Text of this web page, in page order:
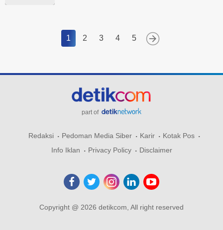
1 2 3 4 5
part of
Redaksi Pedoman Media Siber Karir
Kotak Pos
Info Iklan
Privacy Policy Disclaimer
Copyright @ 2026 detikcom, All right reserved